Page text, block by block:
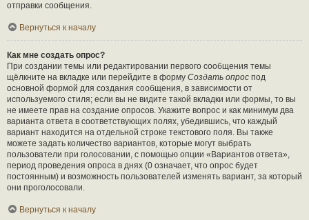
отправки сообщения.
Вернуться к началу
Как мне создать опрос?
При создании темы или редактировании первого сообщения темы
щёлкните на вкладке или перейдите в форму Создать опрос под
основной формой для создания сообщения, в зависимости от
используемого стиля; если вы не видите такой вкладки или формы, то вы
не имеете прав на создание опросов. Укажите вопрос и как минимум два
варианта ответа в соответствующих полях, убедившись, что каждый
вариант находится на отдельной строке текстового поля. Вы также
можете задать количество вариантов, которые могут выбрать
пользователи при голосовании, с помощью опции «Вариантов ответа»,
период проведения опроса в днях (0 означает, что опрос будет
постоянным) и возможность пользователей изменять вариант, за который
они проголосовали.
Вернуться к началу